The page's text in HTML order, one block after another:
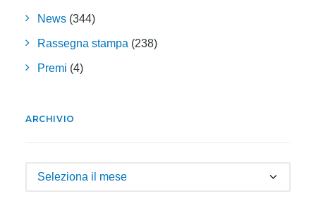
News (344)
Rassegna stampa (238)
Premi (4)
ARCHIVIO
Archivio